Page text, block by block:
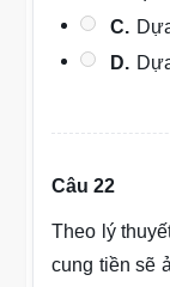
C.
D.
Câu 22
Theo lý
cung tiền sẽ